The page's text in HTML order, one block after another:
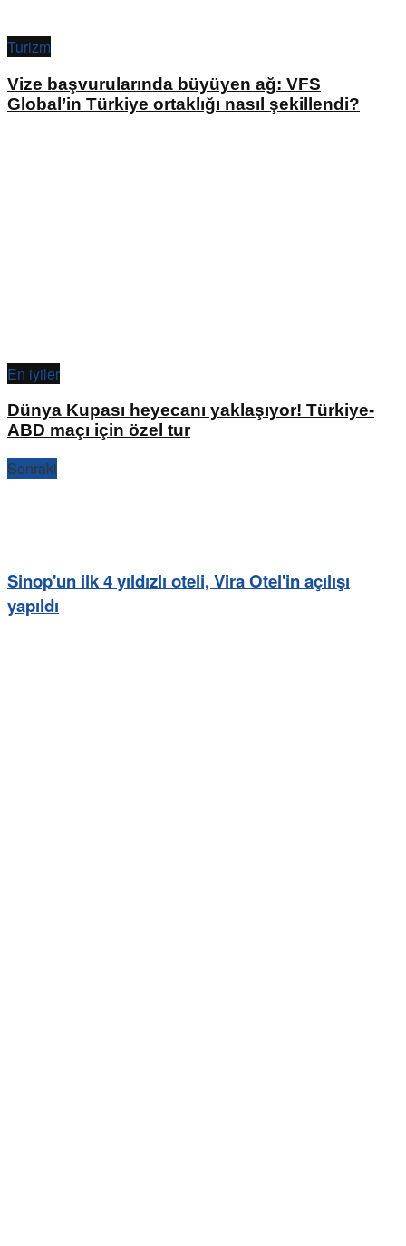
Turizm
Vize başvurularında büyüyen ağ: VFS
Global’in Türkiye ortaklığı nasıl şekillendi?
En iyiler
Dünya Kupası heyecanı yaklaşıyor! Türkiye-
ABD maçı için özel tur
Sonraki
Sinop'un ilk 4 yıldızlı oteli, Vira Otel'in açılışı
yapıldı